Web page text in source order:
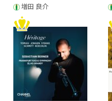
増田 良介